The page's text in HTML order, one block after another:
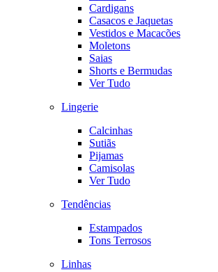
Cardigans
Casacos e Jaquetas
Vestidos e Macacões
Moletons
Saias
Shorts e Bermudas
Ver Tudo
Lingerie
Calcinhas
Sutiãs
Pijamas
Camisolas
Ver Tudo
Tendências
Estampados
Tons Terrosos
Linhas